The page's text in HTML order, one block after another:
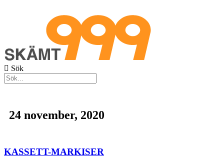
Sök
24 november, 2020
KASSETT-MARKISER